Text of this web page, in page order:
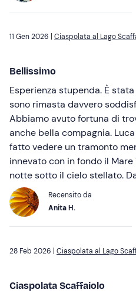
11 Gen 2026 | Ciaspolata al Lago
Bellissimo
Esperienza stupenda. È
sono rimasta davvero
Abbiamo avuto fortuna di
anche bella compagnia.
fatto vedere un tramonto
innevato con in fondo il
notte sotto il cielo stellato.
Recensito da
Anita H.
28 Feb 2026 | Ciaspolata al Lago
Ciaspolata Scaffaiolo